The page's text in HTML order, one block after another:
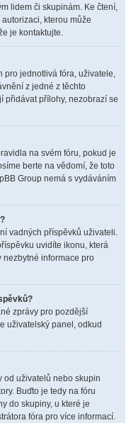
lidem či skupinám. Ke čtení,
kterou může
je kontaktujte.
pro jednotlivá fóra, uživatele,
z jedné z těchto
přidávat přílohy, nezobrazí se
na svém fóru, pokud je
berte na vědomí, že toto
Group nemá s vydáváním
vadných příspěvků uživateli.
uvidíte ikonu, která
nezbytné informace pro
zprávy pro pozdější
uživatelský panel, odkud
od uživatelů nebo skupin
Buďto je tedy na fóru
do skupiny, u které je
fóra pro více informací.